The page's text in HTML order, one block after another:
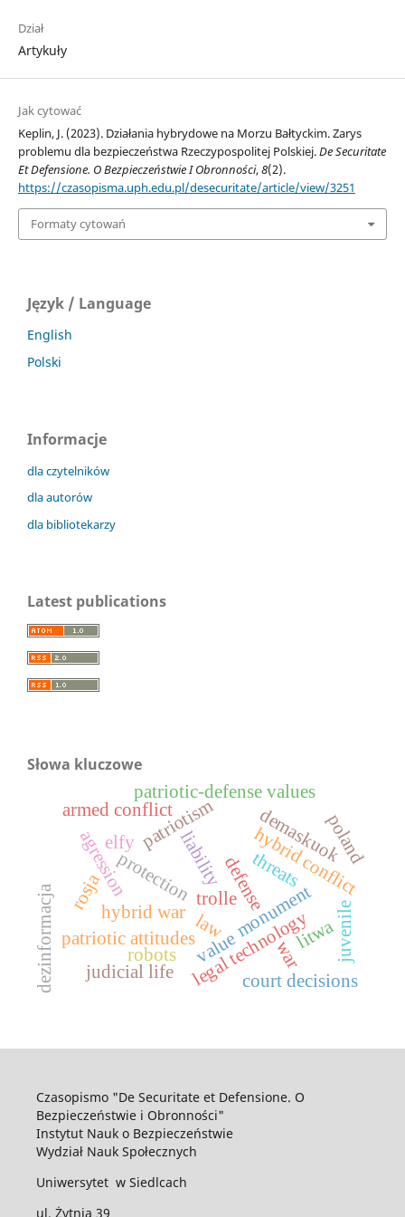
Dział
Artykuły
Jak cytować
Keplin, J. (2023). Działania hybrydowe na Morzu Bałtyckim. Zarys
problemu dla bezpieczeństwa Rzeczypospolitej Polskiej.De Securitate
Et Defensione. O Bezpieczeństwie I Obronności,8(2).
https://czasopisma.uph.edu.pl/desecuritate/article/view/3251
Formaty cytowań
Język / Language
English
Polski
Informacje
dla czytelników
dla autorów
dla bibliotekarzy
Latest publications
Słowa kluczowe
monument
value
protection
law
liability
patriotism
defense
patriotic-defense values
patriotic attitudes
threats
war
hybrid war
hybrid conflict
agression
armed conflict
legal technology
robots
dezinformacja
elfy
trolle
demaskuok
litwa
rosja
court decisions
judicial life
juvenile
poland
Czasopismo "De Securitate et Defensione. O
Bezpieczeństwie i Obronności"
Instytut Nauk o Bezpieczeństwie
Wydział Nauk Społecznych
Uniwersytet w Siedlcach
ul. Żytnia 39